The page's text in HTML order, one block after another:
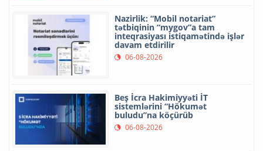
Nazirlik: “Mobil notariat”
tətbiqinin “mygov”a tam
inteqrasiyası istiqamətində işlər
davam etdirilir
06-08-2026
Beş İcra Hakimiyyəti İT
sistemlərini “Hökumət
buludu”na köçürüb
06-08-2026